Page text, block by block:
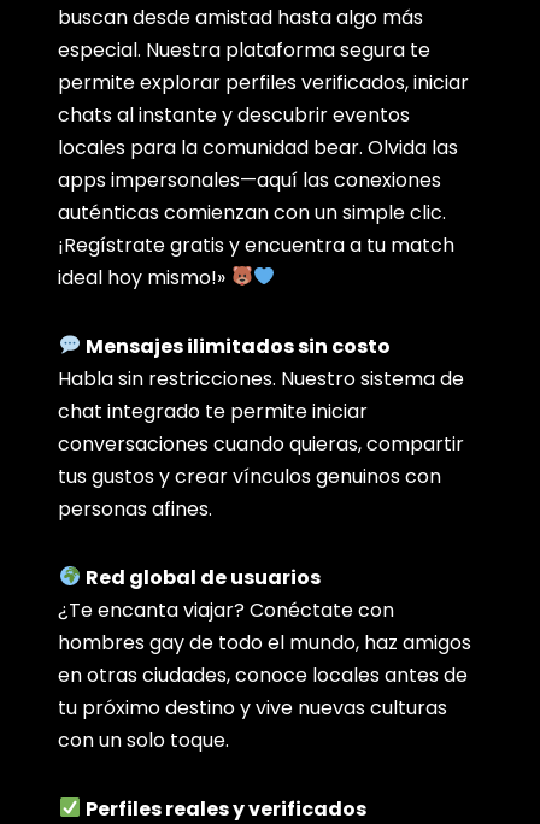
buscan desde amistad hasta algo más
especial. Nuestra plataforma segura te
permite explorar perfiles verificados, iniciar
chats al instante y descubrir eventos
locales para la comunidad bear. Olvida las
apps impersonales—aquí las conexiones
auténticas comienzan con un simple clic.
¡Regístrate gratis y encuentra a tu match
ideal hoy mismo!»
Mensajes ilimitados sin costo
Habla sin restricciones. Nuestro sistema de
chat integrado te permite iniciar
conversaciones cuando quieras, compartir
tus gustos y crear vínculos genuinos con
personas afines.
Red global de usuarios
¿Te encanta viajar? Conéctate con
hombres gay de todo el mundo, haz amigos
en otras ciudades, conoce locales antes de
tu próximo destino y vive nuevas culturas
con un solo toque.
Perfiles reales y verificados